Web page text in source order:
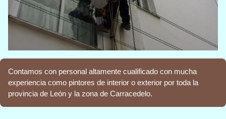
Contamos con personal altamente cualificado con mucha
experiencia como pintores de interior o exterior por toda la
provincia de León y la zona de Carracedelo.